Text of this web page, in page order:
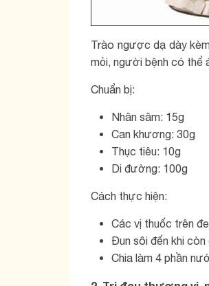
Trào ngược dạ dày
mỏi, người bệnh có thể
Chuẩn bị:
Nhân sâm: 15g
Can khương: 30g
Thục tiêu: 10g
Di đường: 100g
Cách thực hiện:
Các vị thuốc trên
Đun sôi đến khi
Chia làm 4 phần